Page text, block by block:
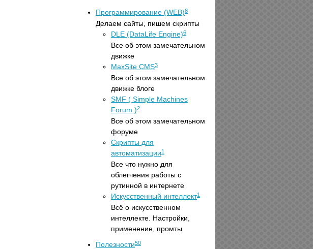
Программирование (WEB)8
Делаем сайты, пишем скрипты
DLE (DataLife Engine)6
Все об этом замечательном
движке
MaxSite CMS3
Все об этом замечательном
движке блоге
SMF ( Simple Machines
Forum )2
Все об этом замечательном
форуме
Скрипты для
автоматизации1
Все что нужно для
облегчения работы с
рутинной в интернете
Искусственный интеллект1
Всё о искусственном
интеллекте. Настройки,
применение, промты
Полезности50